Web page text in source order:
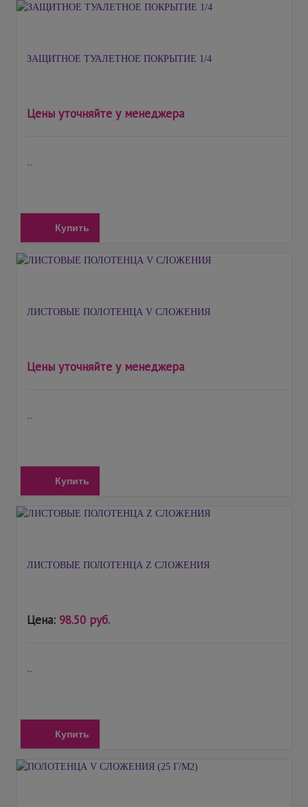
ЗАЩИТНОЕ ТУАЛЕТНОЕ ПОКРЫТИЕ 1/4
Цены уточняйте у менеджера
..
Купить
ЛИСТОВЫЕ ПОЛОТЕНЦА V СЛОЖЕНИЯ
Цены уточняйте у менеджера
..
Купить
ЛИСТОВЫЕ ПОЛОТЕНЦА Z СЛОЖЕНИЯ
Цена: 98.50 руб.
..
Купить